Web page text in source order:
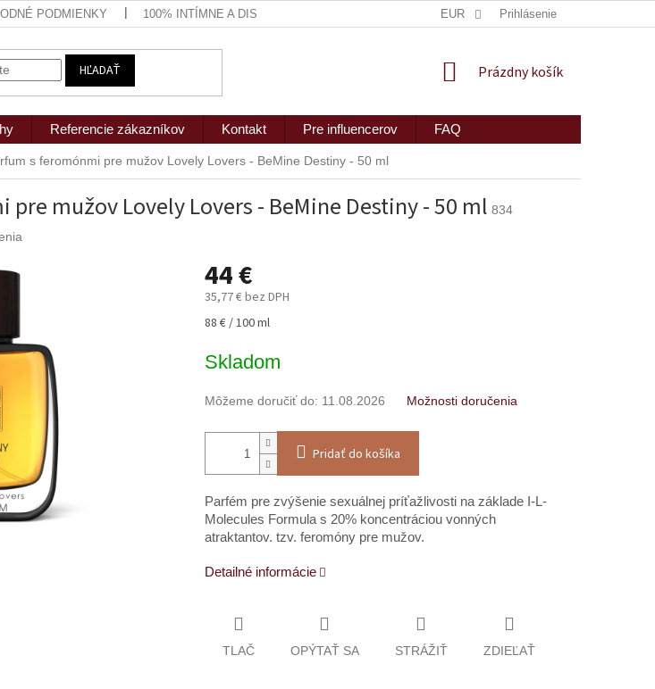
PODMIENKY 100% INTÍMNE A DISKRÉTNE ZASLANIE MAPA SERVERU 2PEOPLE S.R.O.
EUR Prihlásenie
HĽADAŤ
NÁKUPNÝ
Prázdny košík
Referencie zákazníkov Kontakt Pre influencerov FAQ
s feromónmi pre mužov Lovely Lovers - BeMine Destiny - 50 ml
mužov Lovely Lovers - BeMine Destiny - 50 ml 834
44 €
35,77 € bez DPH
Jednotková
88 € / 100 ml
Skladom
Môžeme doručiť do: 11.08.2026 Možnosti doručenia
Pridať do košíka
Parfém pre zvýšenie sexuálnej príťažlivosti na základe I-L-
Molecules Formula s 20% koncentráciou vonných
atraktantov. tzv. feromóny pre mužov.
Detailné informácie
TLAČ OPÝTAŤ SA STRÁŽIŤ ZDIEĽAŤ